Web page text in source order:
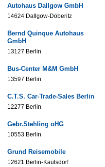
Autohaus Dallgow GmbH
14624 Dallgow-Döberitz
Bernd Quinque Autohaus
GmbH
13127 Berlin
Bus-Center M&M GmbH
13597 Berlin
C.T.S. Car-Trade-Sales Berlin
12277 Berlin
Gebr.Stehling oHG
10553 Berlin
Grund Reisemobile
12621 Berlin-Kaulsdorf